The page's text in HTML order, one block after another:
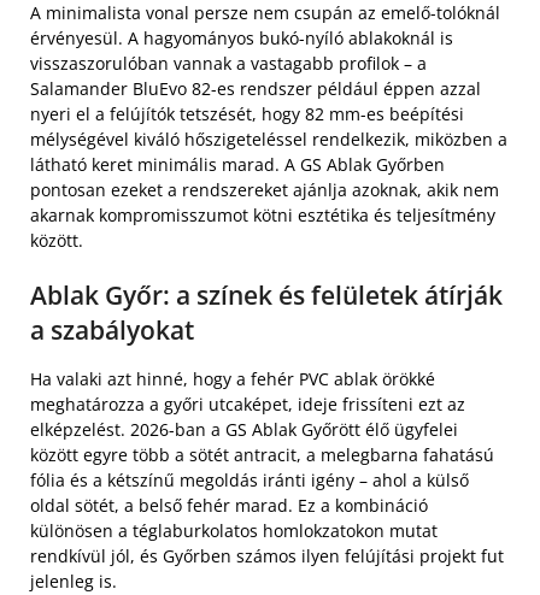
A minimalista vonal persze nem csupán az emelő-tolóknál
érvényesül. A hagyományos bukó-nyíló ablakoknál is
visszaszorulóban vannak a vastagabb profilok – a
Salamander BluEvo 82-es rendszer például éppen azzal
nyeri el a felújítók tetszését, hogy 82 mm-es beépítési
mélységével kiváló hőszigeteléssel rendelkezik, miközben a
látható keret minimális marad. A GS Ablak Győrben
pontosan ezeket a rendszereket ajánlja azoknak, akik nem
akarnak kompromisszumot kötni esztétika és teljesítmény
között.
Ablak Győr: a színek és felületek átírják
a szabályokat
Ha valaki azt hinné, hogy a fehér PVC ablak örökké
meghatározza a győri utcaképet, ideje frissíteni ezt az
elképzelést. 2026-ban a GS Ablak Győrött élő ügyfelei
között egyre több a sötét antracit, a melegbarna fahatású
fólia és a kétszínű megoldás iránti igény – ahol a külső
oldal sötét, a belső fehér marad. Ez a kombináció
különösen a téglaburkolatos homlokzatokon mutat
rendkívül jól, és Győrben számos ilyen felújítási projekt fut
jelenleg is.